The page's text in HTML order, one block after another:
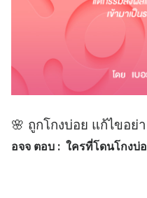
🌸 ถูกโกงบ่อย แก้ไขอย่า
อจจ ตอบ : ใครที่โดนโกงบ่